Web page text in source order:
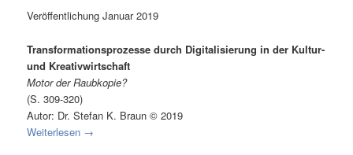
Veröffentlichung Januar 2019
Transformationsprozesse durch Digitalisierung in der Kultur-
und Kreativwirtschaft
Motor der Raubkopie?
(S. 309-320)
Autor: Dr. Stefan K. Braun © 2019
Weiterlesen →